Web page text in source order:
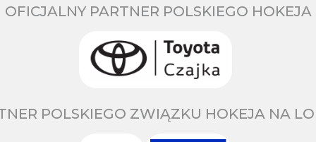
OFICJALNY PARTNER POLSKIEGO HOKEJA
POLSKIEGO ZWIĄZKU HOKEJA NA